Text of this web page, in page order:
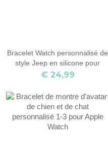
Bracelet Watch personnalisé de
style Jeep en silicone pour
Apple Watch
€ 24,99